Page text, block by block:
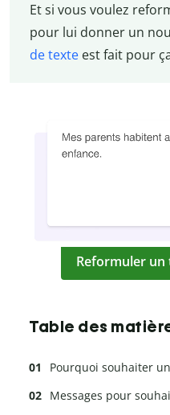
Et si vous voulez
pour lui donner un
de texteest fait pour
Reformuler
Table des
Pourquoi souhaiter
Messages pour